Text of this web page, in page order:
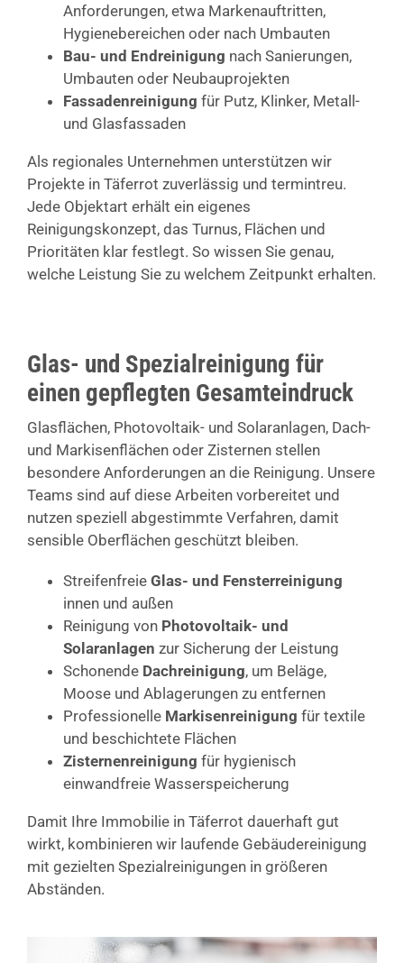
Anforderungen, etwa Markenauftritten,
Hygienebereichen oder nach Umbauten
Bau- und Endreinigung nach Sanierungen,
Umbauten oder Neubauprojekten
Fassadenreinigung für Putz, Klinker, Metall-
und Glasfassaden
Als regionales Unternehmen unterstützen wir
Projekte in Täferrot zuverlässig und termintreu.
Jede Objektart erhält ein eigenes
Reinigungskonzept, das Turnus, Flächen und
Prioritäten klar festlegt. So wissen Sie genau,
welche Leistung Sie zu welchem Zeitpunkt erhalten.
Glas- und Spezialreinigung für
einen gepflegten Gesamteindruck
Glasflächen, Photovoltaik- und Solaranlagen, Dach-
und Markisenflächen oder Zisternen stellen
besondere Anforderungen an die Reinigung. Unsere
Teams sind auf diese Arbeiten vorbereitet und
nutzen speziell abgestimmte Verfahren, damit
sensible Oberflächen geschützt bleiben.
Streifenfreie Glas- und Fensterreinigung
innen und außen
Reinigung von Photovoltaik- und
Solaranlagen zur Sicherung der Leistung
Schonende Dachreinigung, um Beläge,
Moose und Ablagerungen zu entfernen
Professionelle Markisenreinigung für textile
und beschichtete Flächen
Zisternenreinigung für hygienisch
einwandfreie Wasserspeicherung
Damit Ihre Immobilie in Täferrot dauerhaft gut
wirkt, kombinieren wir laufende Gebäudereinigung
mit gezielten Spezialreinigungen in größeren
Abständen.